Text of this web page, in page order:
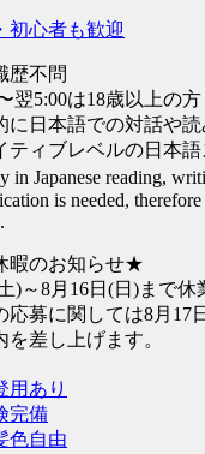
初心者も歓迎
歴不問
翌5:00は18歳以上の方
日本語での対話や読
ティブレベルの日本語
in Japanese reading,
is needed,
暇のお知らせ★
)～8月16日(日)まで休
応募に関しては8月17
を差し上げます。
用あり
完備
色自由